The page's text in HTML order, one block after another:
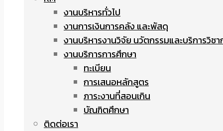
งานบริหารทั่วไป
งานการเงินการคลัง และพัสดุ
งานบริหารงานวิจัย นวัตกรรมและบริการวิชา
งานบริการการศึกษา
ทะเบียน
การเสนอหลักสูตร
ภาระงานที่สอนเกิน
บัณฑิตศึกษา
ติดต่อเรา